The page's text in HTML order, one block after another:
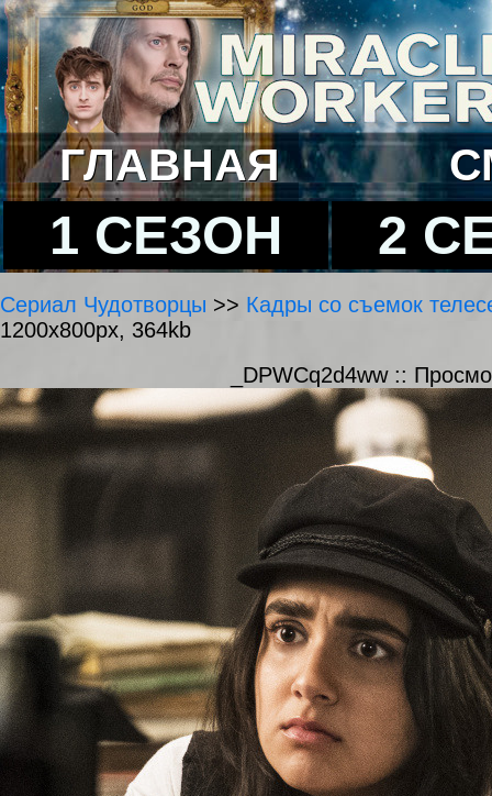
ГЛАВНАЯ
1 СЕЗОН 2
Сериал Чудотворцы >> Кадры со съемок
1200x800px, 364kb
_DPWCq2d4ww ::